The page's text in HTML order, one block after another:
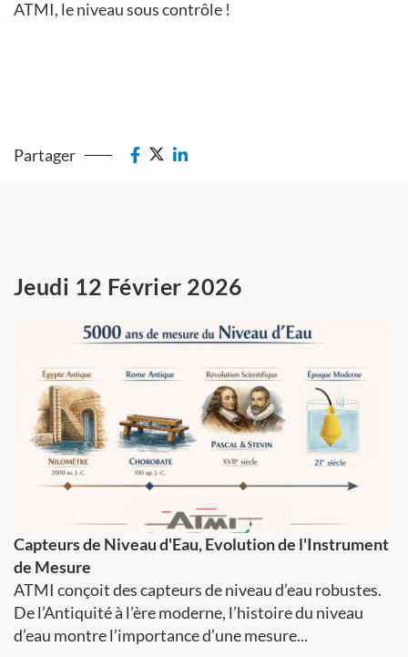
ATMI, le niveau sous contrôle !
Partager
Jeudi 12 Février 2026
Capteurs de Niveau d'Eau, Evolution de l'Instrument
de Mesure
ATMI conçoit des capteurs de niveau d’eau robustes.
De l’Antiquité à l’ère moderne, l’histoire du niveau
d’eau montre l’importance d’une mesure...